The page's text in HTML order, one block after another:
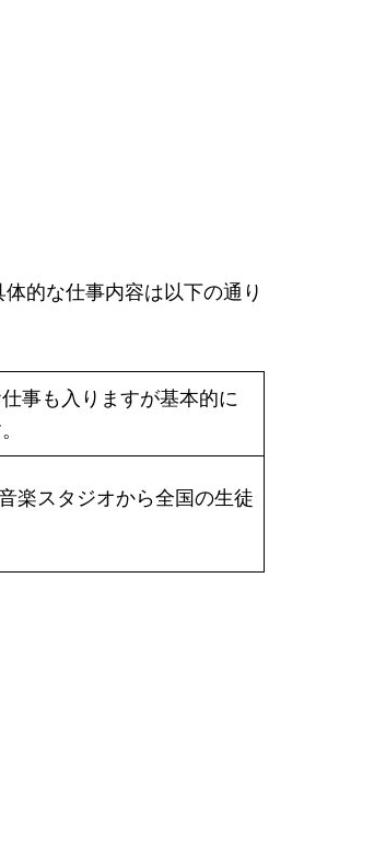
的な仕事内容は以下の通り
事も入りますが基本的に
楽スタジオから全国の生徒